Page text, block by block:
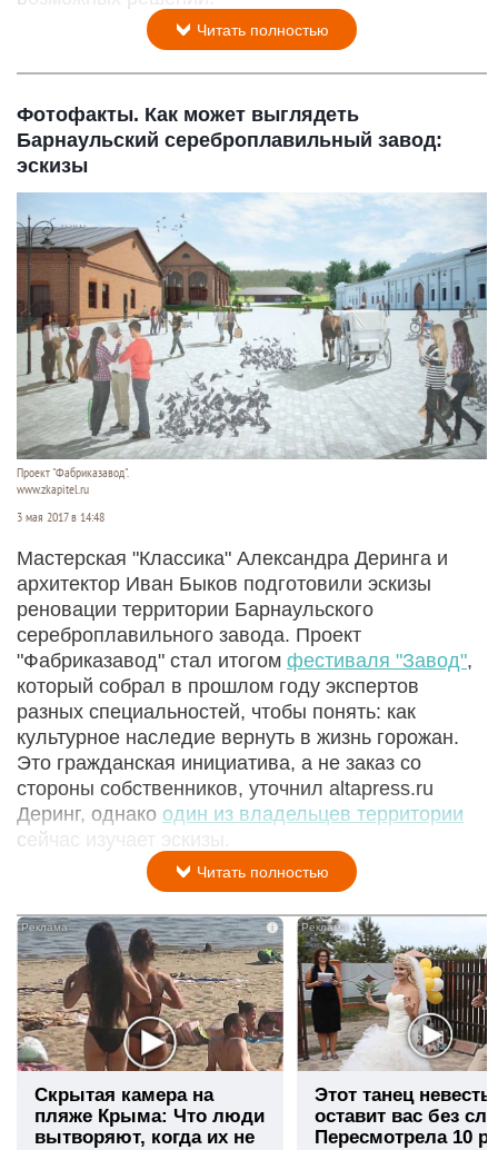
Читать полностью
Фотофакты. Как может выглядеть
Барнаульский сереброплавильный завод:
эскизы
Проект "Фабриказавод".
www.zkapitel.ru
3 мая 2017 в 14:48
Мастерская "Классика" Александра Деринга и
архитектор Иван Быков подготовили эскизы
реновации территории Барнаульского
сереброплавильного завода. Проект
"Фабриказавод" стал итогом фестиваля "Завод",
который собрал в прошлом году экспертов
разных специальностей, чтобы понять: как
культурное наследие вернуть в жизнь горожан.
Это гражданская инициатива, а не заказ со
стороны собственников, уточнил altapress.ru
Деринг, однако один из владельцев территории
сейчас изучает эскизы.
Читать полностью
i
Скрытая камера на
пляже Крыма: Что люди
вытворяют, когда их не
Этот танец невесты
оставит вас без
Пересмотрела 10